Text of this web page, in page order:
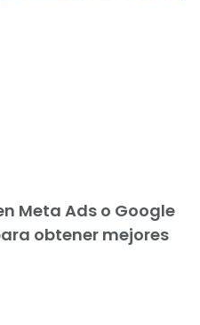
Meta Ads o Google
obtener mejores